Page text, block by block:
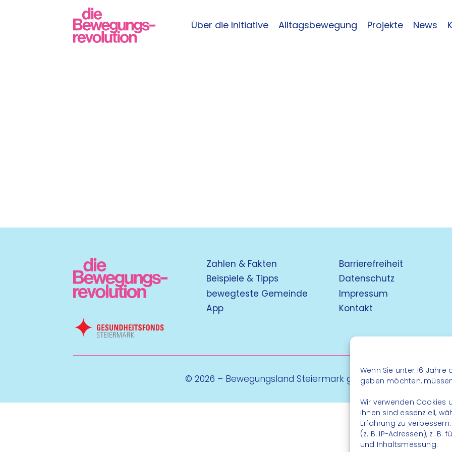
Wenn Sie unter 16
geben möchten,
Wir verwenden Cookies
ihnen sind essenziell,
Erfahrung zu
(z. B. IP-Adressen), z.
und Inhaltsmessung.
Über die Initiative Alltagsbewegung Projekte News
Zahlen & Fakten
Beispiele & Tipps
bewegteste Gemeinde
App
Barrierefreiheit
Datenschutz
Impressum
Kontakt
© 2026 – Bewegungsland Steiermark gGmbH - Alle Rechte